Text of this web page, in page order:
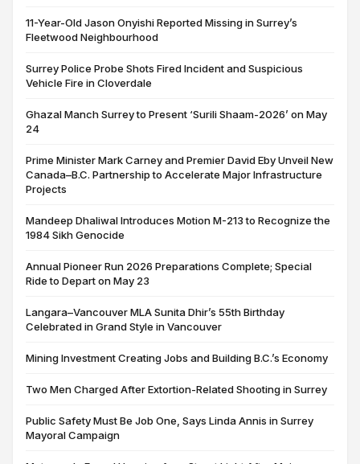
11-Year-Old Jason Onyishi Reported Missing in Surrey’s
Fleetwood Neighbourhood
Surrey Police Probe Shots Fired Incident and Suspicious
Vehicle Fire in Cloverdale
Ghazal Manch Surrey to Present ‘Surili Shaam-2026’ on May
24
Prime Minister Mark Carney and Premier David Eby Unveil New
Canada–B.C. Partnership to Accelerate Major Infrastructure
Projects
Mandeep Dhaliwal Introduces Motion M-213 to Recognize the
1984 Sikh Genocide
Annual Pioneer Run 2026 Preparations Complete; Special
Ride to Depart on May 23
Langara–Vancouver MLA Sunita Dhir’s 55th Birthday
Celebrated in Grand Style in Vancouver
Mining Investment Creating Jobs and Building B.C.’s Economy
Two Men Charged After Extortion-Related Shooting in Surrey
Public Safety Must Be Job One, Says Linda Annis in Surrey
Mayoral Campaign